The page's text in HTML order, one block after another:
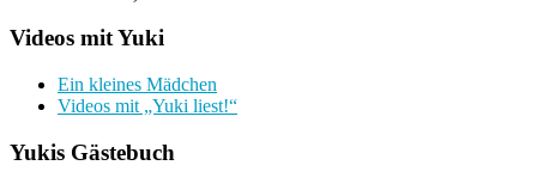
Videos mit Yuki
Ein kleines Mädchen
Videos mit „Yuki liest!“
Yukis Gästebuch